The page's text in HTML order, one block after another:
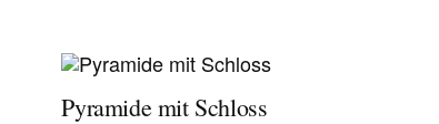
Pyramide mit Schloss